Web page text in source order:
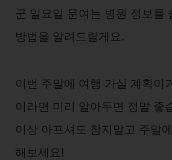
군 일요일 문여는 병원 정보를
방법을 알려드릴게요.
이번 주말에 여행 가실 계획이
이라면 미리 알아두면 정말 좋
이상 아프셔도 참지말고 주말
해보세요!